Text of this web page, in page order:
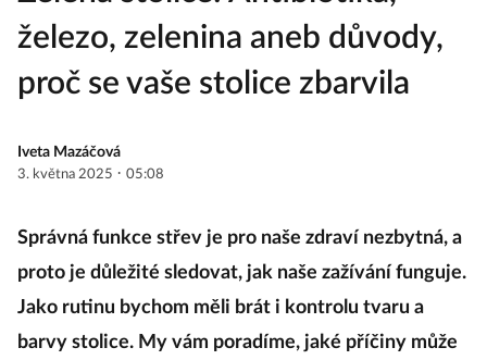
železo, zelenina aneb důvody,
proč se vaše stolice zbarvila
Iveta Mazáčová
3. května 2025 · 05:08
Správná funkce střev je pro naše zdraví nezbytná, a
proto je důležité sledovat, jak naše zažívání funguje.
Jako rutinu bychom měli brát i kontrolu tvaru a
barvy stolice. My vám poradíme, jaké příčiny může